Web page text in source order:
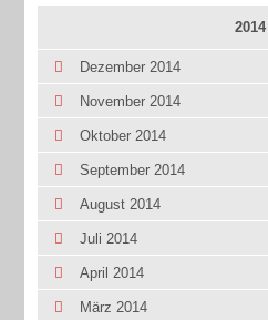
2014
Dezember 2014
November 2014
Oktober 2014
September 2014
August 2014
Juli 2014
April 2014
März 2014